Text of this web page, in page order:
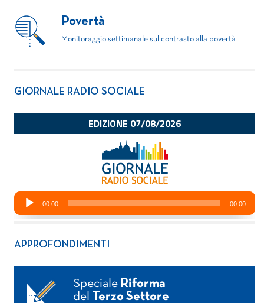
Povertà
Monitoraggio settimanale sul contrasto alla povertà
GIORNALE RADIO SOCIALE
APPROFONDIMENTI
Speciale Riforma
del
Terzo Settore